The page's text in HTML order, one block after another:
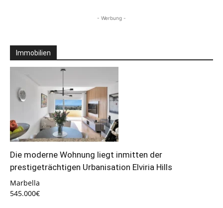
- Werbung -
Immobilien
Die moderne Wohnung liegt inmitten der
prestigeträchtigen Urbanisation Elviria Hills
Marbella
545.000€